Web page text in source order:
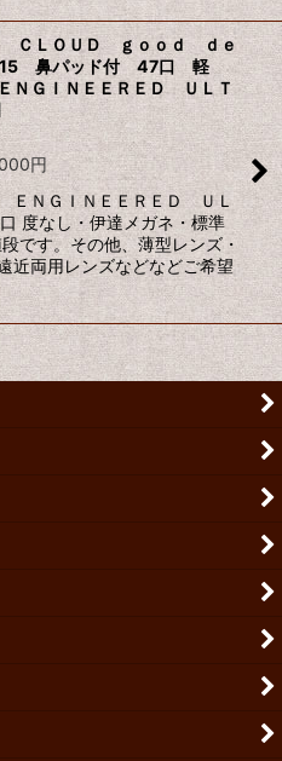
ＣＬＯＵＤ ｇｏｏｄ ｄｅ
鼻パッド付 47口 軽
ＧＩＮＥＥＲＥＤ ＵＬＴ
円
ＮＧＩＮＥＥＲＥＤ ＵＬ
度なし・伊達メガネ・標準
です。その他、薄型レンズ・
近両用レンズなどなどご希望